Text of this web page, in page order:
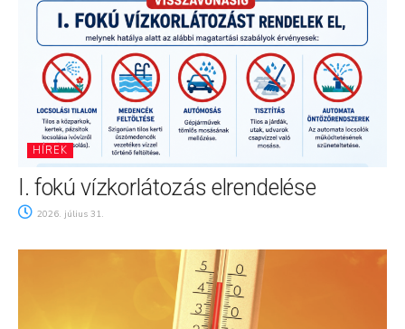
HÍREK
I. fokú vízkorlátozás elrendelése
2026. július 31.